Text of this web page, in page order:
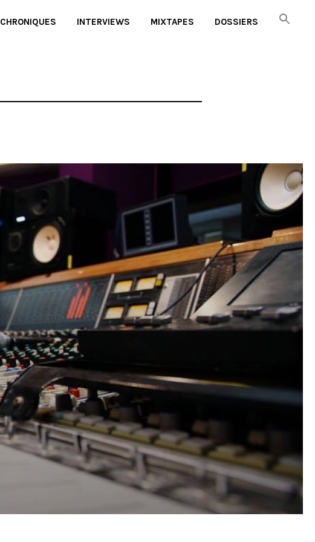
CHRONIQUES INTERVIEWS MIXTAPES DOSSIERS